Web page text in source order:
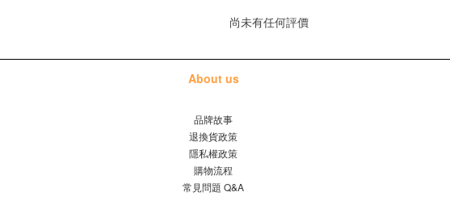
尚未有任何評價
About us
品牌故事
退換貨政策
隱私權政策
購物流程
常見問題 Q&A